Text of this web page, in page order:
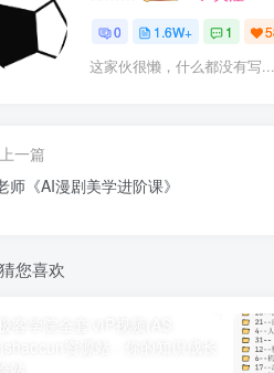
0 1.6W+ 1
这家伙很懒，什么都没有写...
上一篇
师《AI漫剧美学进阶课》
猜您喜欢